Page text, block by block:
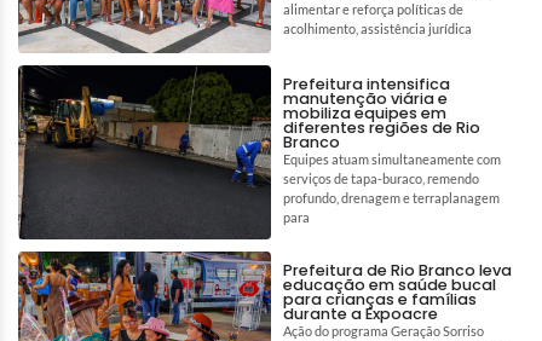
alimentar e reforça políticas de
acolhimento, assistência jurídica
Prefeitura intensifica
manutenção viária e
mobiliza equipes em
diferentes regiões de Rio
Branco
Equipes atuam simultaneamente com
serviços de tapa-buraco, remendo
profundo, drenagem e terraplanagem
para
Prefeitura de Rio Branco leva
educação em saúde bucal
para crianças e famílias
durante a Expoacre
Ação do programa Geração Sorriso